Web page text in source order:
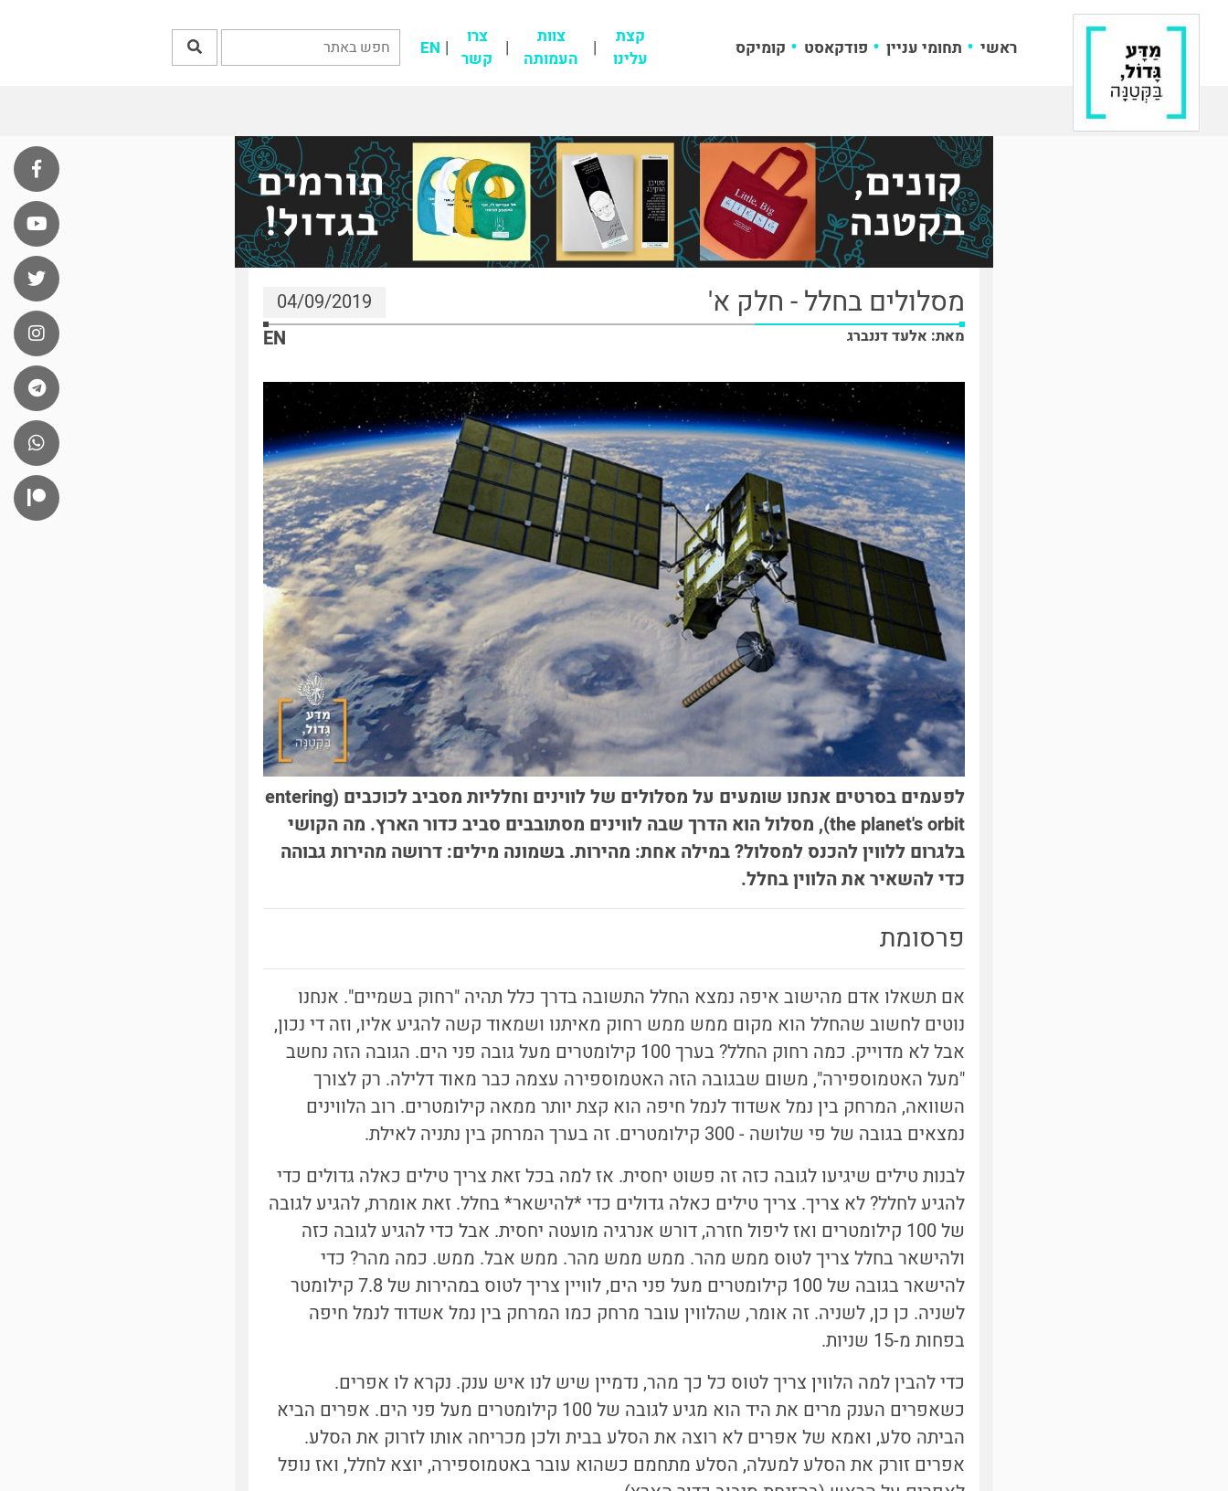
ראשי תחומי עניין פודקאסט קומיקס
קצת
עלינו
צוות
העמותה
צרו
קשר
EN
מסלולים בחלל - חלק א' 04/09/2019
מאת: אלעד דננברג EN
לפעמים בסרטים אנחנו שומעים על מסלולים של לווינים וחלליות מסביב לכוכבים (entering
the planet's orbit), מסלול הוא הדרך שבה לווינים מסתובבים סביב כדור הארץ. מה הקושי
בלגרום ללווין להכנס למסלול? במילה אחת: מהירות. בשמונה מילים: דרושה מהירות גבוהה
כדי להשאיר את הלווין בחלל.
פרסומת
אם תשאלו אדם מהישוב איפה נמצא החלל התשובה בדרך כלל תהיה "רחוק בשמיים". אנחנו
נוטים לחשוב שהחלל הוא מקום ממש ממש רחוק מאיתנו ושמאוד קשה להגיע אליו, וזה די נכון,
אבל לא מדוייק. כמה רחוק החלל? בערך 100 קילומטרים מעל גובה פני הים. הגובה הזה נחשב
"מעל האטמוספירה", משום שבגובה הזה האטמוספירה עצמה כבר מאוד דלילה. רק לצורך
השוואה, המרחק בין נמל אשדוד לנמל חיפה הוא קצת יותר ממאה קילומטרים. רוב הלווינים
נמצאים בגובה של פי שלושה - 300 קילומטרים. זה בערך המרחק בין נתניה לאילת.
לבנות טילים שיגיעו לגובה כזה זה פשוט יחסית. אז למה בכל זאת צריך טילים כאלה גדולים כדי
להגיע לחלל? לא צריך. צריך טילים כאלה גדולים כדי *להישאר* בחלל. זאת אומרת, להגיע לגובה
של 100 קילומטרים ואז ליפול חזרה, דורש אנרגיה מועטה יחסית. אבל כדי להגיע לגובה כזה
ולהישאר בחלל צריך לטוס ממש מהר. ממש ממש מהר. ממש אבל. ממש. כמה מהר? כדי
להישאר בגובה של 100 קילומטרים מעל פני הים, לוויין צריך לטוס במהירות של 7.8 קילומטר
לשניה. כן כן, לשניה. זה אומר, שהלווין עובר מרחק כמו המרחק בין נמל אשדוד לנמל חיפה
בפחות מ-15 שניות.
כדי להבין למה הלווין צריך לטוס כל כך מהר, נדמיין שיש לנו איש ענק. נקרא לו אפרים.
כשאפרים הענק מרים את היד הוא מגיע לגובה של 100 קילומטרים מעל פני הים. אפרים הביא
הביתה סלע, ואמא של אפרים לא רוצה את הסלע בבית ולכן מכריחה אותו לזרוק את הסלע.
אפרים זורק את הסלע למעלה, הסלע מתחמם כשהוא עובר באטמוספירה, יוצא לחלל, ואז נופל